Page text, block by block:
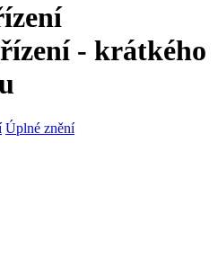
- krátkého
Úplné znění